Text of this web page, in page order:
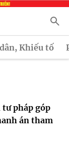
Khiếu tố
pháp góp
án tham